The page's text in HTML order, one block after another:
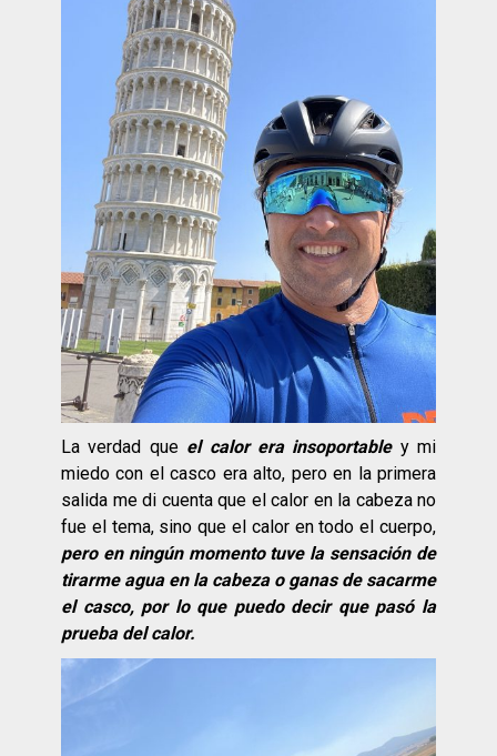
La verdad que el calor era insoportabley mi
miedo con el casco era alto, pero en la primera
salida me di cuenta que el calor en la cabeza no
fue el tema, sino que el calor en todo el cuerpo,
pero en ningún momento tuve la sensación de
tirarme agua en la cabeza o ganas de sacarme
el casco, por lo que puedo decir que pasó la
prueba del calor.